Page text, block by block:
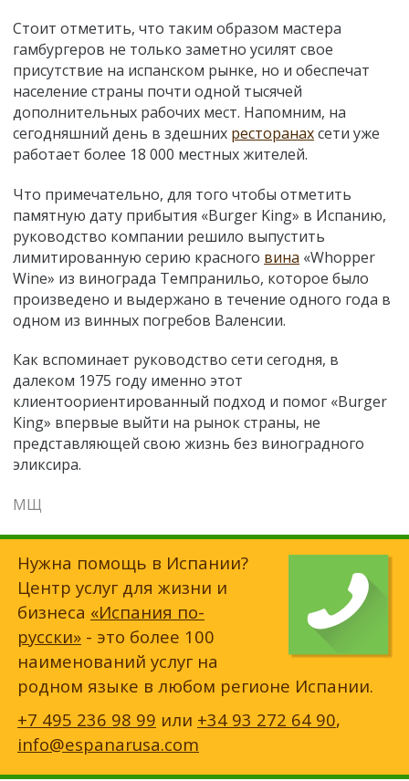
Стоит отметить, что таким образом мастера
гамбургеров не только заметно усилят свое
присутствие на испанском рынке, но и обеспечат
население страны почти одной тысячей
дополнительных рабочих мест. Напомним, на
сегодняшний день в здешних ресторанахсети уже
работает более 18 000 местных жителей.
Что примечательно, для того чтобы отметить
памятную дату прибытия «Burger King» в Испанию,
руководство компании решило выпустить
лимитированную серию красного вина «Whopper
Wine» из винограда Темпранильо, которое было
произведено и выдержано в течение одного года в
одном из винных погребов Валенсии.
Как вспоминает руководство сети сегодня, в
далеком 1975 году именно этот
клиентоориентированный подход и помог «Burger
King» впервые выйти на рынок страны, не
представляющей свою жизнь без виноградного
эликсира.
МЩ
Нужна помощь в Испании?
Центр услуг для жизни и
бизнеса «Испания по-
русски» - это более 100
наименований услуг на
родном языке в любом регионе Испании.
+7 495 236 98 99 или +34 93 272 64 90,
info@espanarusa.com